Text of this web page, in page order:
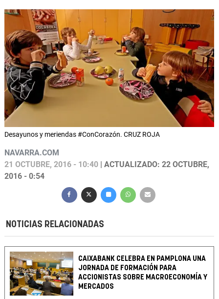
Desayunos y meriendas #ConCorazón. CRUZ ROJA
NAVARRA.COM
21 OCTUBRE, 2016 - 10:40 | ACTUALIZADO: 22 OCTUBRE,
2016 - 0:54
NOTICIAS RELACIONADAS
CAIXABANK CELEBRA EN PAMPLONA UNA
JORNADA DE FORMACIÓN PARA
ACCIONISTAS SOBRE MACROECONOMÍA Y
MERCADOS